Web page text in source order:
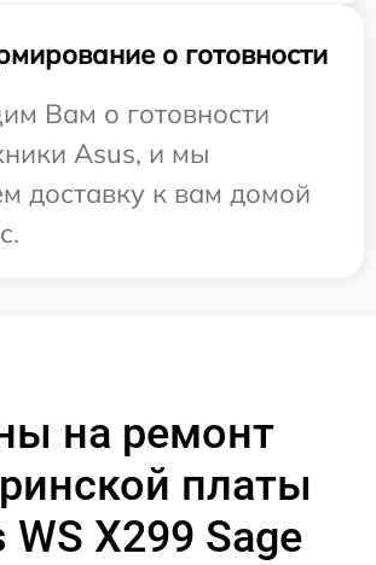
о готовности
Вам о готовности
Asus, и мы
доставку к вам домой
на ремонт
платы
WS X299 Sage